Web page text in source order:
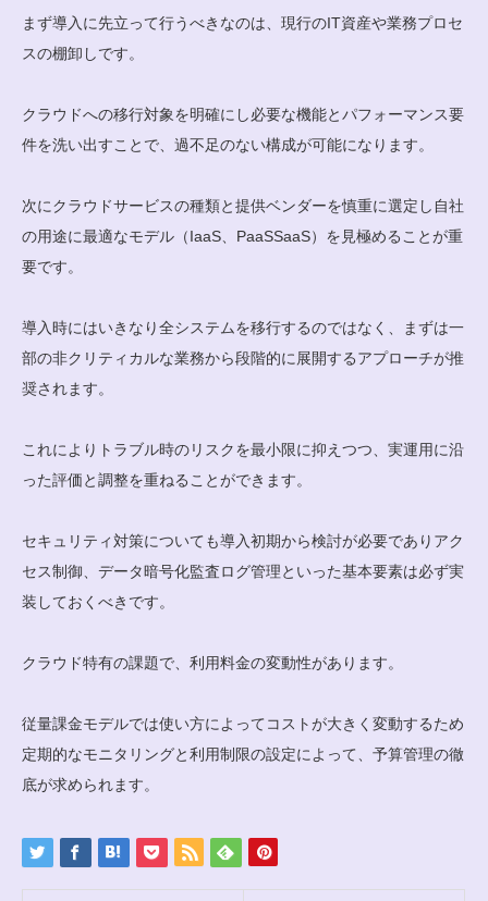
まず導入に先立って行うべきなのは、現行のIT資産や業務プロセ
スの棚卸しです。
クラウドへの移行対象を明確にし必要な機能とパフォーマンス要
件を洗い出すことで、過不足のない構成が可能になります。
次にクラウドサービスの種類と提供ベンダーを慎重に選定し自社
の用途に最適なモデル（IaaS、PaaSSaaS）を見極めることが重
要です。
導入時にはいきなり全システムを移行するのではなく、まずは一
部の非クリティカルな業務から段階的に展開するアプローチが推
奨されます。
これによりトラブル時のリスクを最小限に抑えつつ、実運用に沿
った評価と調整を重ねることができます。
セキュリティ対策についても導入初期から検討が必要でありアク
セス制御、データ暗号化監査ログ管理といった基本要素は必ず実
装しておくべきです。
クラウド特有の課題で、利用料金の変動性があります。
従量課金モデルでは使い方によってコストが大きく変動するため
定期的なモニタリングと利用制限の設定によって、予算管理の徹
底が求められます。